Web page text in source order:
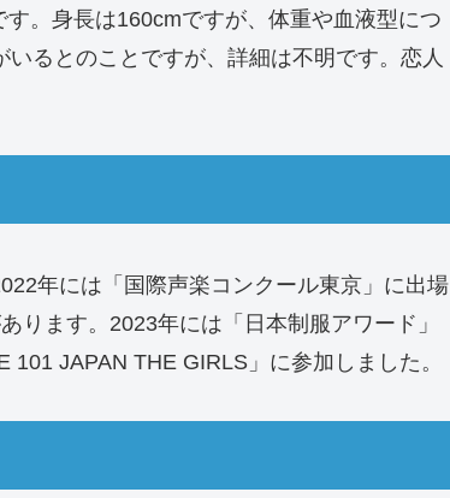
。身長は160cmですが、体重や血液型につ
るとのことですが、詳細は不明です。恋人
年には「国際声楽コンクール東京」に出場
ります。2023年には「日本制服アワード」
JAPAN THE GIRLS」に参加しました。